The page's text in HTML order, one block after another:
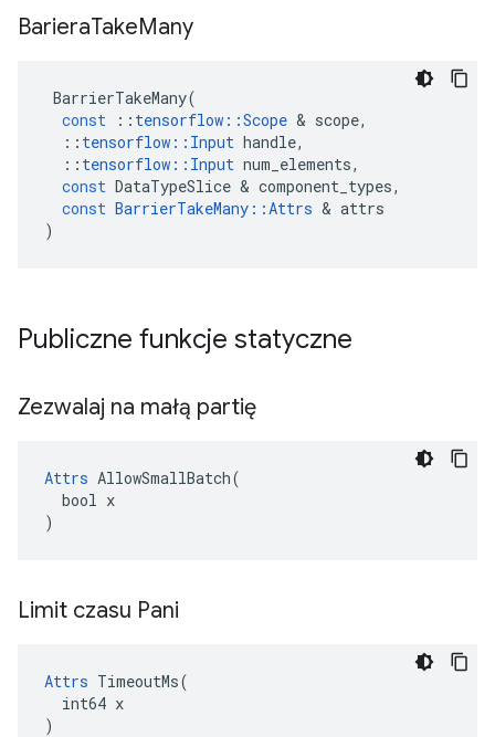
BarieraTakeMany
BarrierTakeMany(
const
:: tensorflow ::Scope & scope,
:: tensorflow :: Input handle,
:: tensorflow :: Input num_elements,
const DataTypeSlice & component_types,
const BarrierTakeMany ::Attrs & attrs
)
Publiczne funkcje statyczne
Zezwalaj na małą partię
Attrs AllowSmallBatch(
  bool x
)
Limit czasu Pani
Attrs TimeoutMs(
  int64 x
)